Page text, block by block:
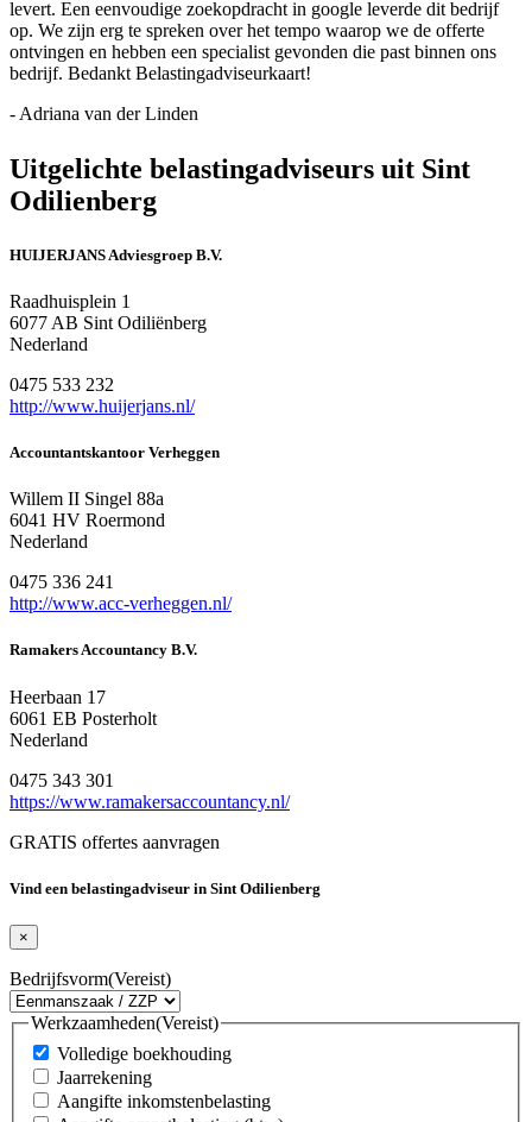
levert. Een eenvoudige zoekopdracht in google leverde dit bedrijf
op. We zijn erg te spreken over het tempo waarop we de offerte
ontvingen en hebben een specialist gevonden die past binnen ons
bedrijf. Bedankt Belastingadviseurkaart!
- Adriana van der Linden
Uitgelichte belastingadviseurs uit Sint
Odilienberg
HUIJERJANS Adviesgroep B.V.
Raadhuisplein 1
6077 AB Sint Odiliënberg
Nederland
0475 533 232
http://www.huijerjans.nl/
Accountantskantoor Verheggen
Willem II Singel 88a
6041 HV Roermond
Nederland
0475 336 241
http://www.acc-verheggen.nl/
Ramakers Accountancy B.V.
Heerbaan 17
6061 EB Posterholt
Nederland
0475 343 301
https://www.ramakersaccountancy.nl/
GRATIS offertes aanvragen
Vind een belastingadviseur in Sint Odilienberg
×
Bedrijfsvorm(Vereist)
Werkzaamheden(Vereist)
Volledige boekhouding
Jaarrekening
Aangifte inkomstenbelasting